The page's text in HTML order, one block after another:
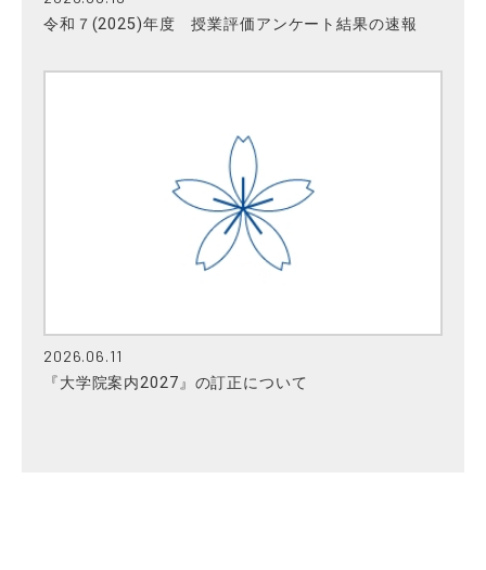
令和７(2025)年度 授業評価アンケート結果の速報
2026.06.11
『大学院案内2027』の訂正について